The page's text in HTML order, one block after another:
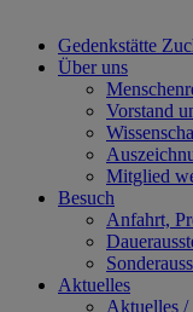
Gedenkstätte
Über uns
Vorstand
Mitglied
Besuch
Anfahrt,
Aktuelles
Aktuelles /